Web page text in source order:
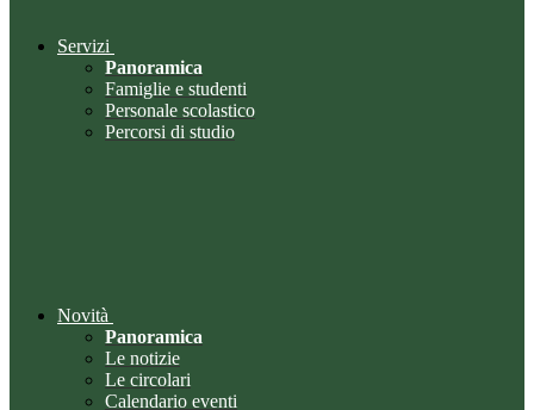
Servizi
Panoramica
Famiglie e studenti
Personale scolastico
Percorsi di studio
Novità
Panoramica
Le notizie
Le circolari
Calendario eventi